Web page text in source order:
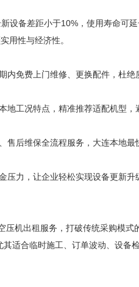
设备差距小于10%，使用寿命可
用性与经济性。
免费上门维修、更换配件，杜绝
工况特点，精准推荐适配机型，
售后维保全流程服务，大连本地
力，让企业轻松实现设备更新
机出租服务，打破传统采购模式
适合临时施工、订单波动、设备